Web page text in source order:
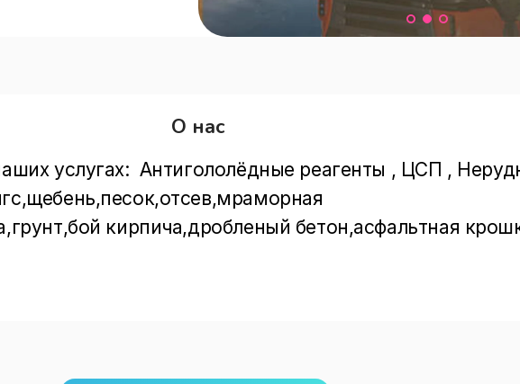
О нас
услугах:  Антигололёдные реагенты , ЦСП ,
кирпича,дробленый бетон,асфальтная
картой , Винтовые сваи , Гидроизоляция